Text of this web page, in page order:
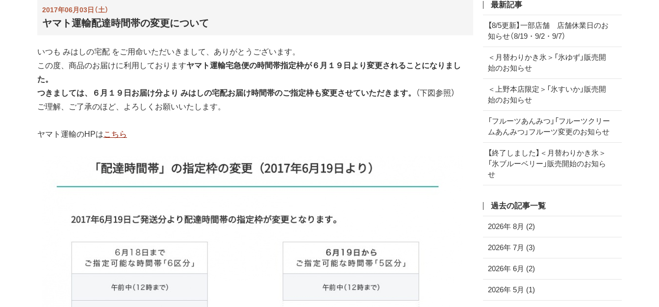
2017年06月03日（土）
ヤマト運輸配達時間帯の変更について
いつも みはしの宅配 をご用命いただいきまして、ありがとうございます。
この度、商品のお届けに利用しておりますヤマト運輸宅急便の時間帯指定枠が６月１９日より変更されることになりまし
た。
つきましては、６月１９日お届け分より みはしの宅配お届け時間帯のご指定枠も変更させていただきます。
（下図参照）
ご理解、ご了承のほど、よろしくお願いいたします。
ヤマト運輸のHPはこちら
最新記事
【8/5更新】一部店舗 店舗休業日のお
知らせ（8/19・9/2・9/7）
＜月替わりかき氷＞「氷ゆず」販売開
始のお知らせ
＜上野本店限定＞「氷すいか」販売開
始のお知らせ
「フルーツあんみつ」「フルーツクリー
ムあんみつ」フルーツ変更のお知らせ
【終了しました】＜月替わりかき氷＞
「氷ブルーベリー」販売開始のお知ら
せ
過去の記事一覧
2026年 8月 (2)
2026年 7月 (3)
2026年 6月 (2)
2026年 5月 (1)